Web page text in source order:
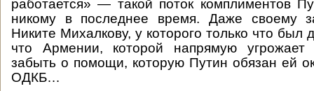
работается» — такой поток комплиментов
никому в последнее время. Даже своему
Никите Михалкову, у которого только что был
что Армении, которой напрямую угрожает
забыть о помощи, которую Путин обязан ей
ОДКБ…